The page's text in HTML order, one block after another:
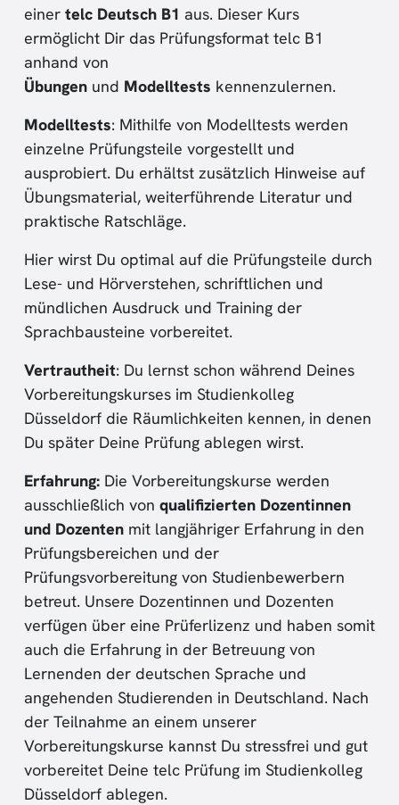
einer telc Deutsch B1 aus. Dieser Kurs
ermöglicht Dir das Prüfungsformat telc B1
anhand von
Übungen und Modelltests kennenzulernen.
Modelltests: Mithilfe von Modelltests werden
einzelne Prüfungsteile vorgestellt und
ausprobiert. Du erhältst zusätzlich Hinweise auf
Übungsmaterial, weiterführende Literatur und
praktische Ratschläge.
Hier wirst Du optimal auf die Prüfungsteile durch
Lese- und Hörverstehen, schriftlichen und
mündlichen Ausdruck und Training der
Sprachbausteine vorbereitet.
Vertrautheit: Du lernst schon während Deines
Vorbereitungskurses im Studienkolleg
Düsseldorf die Räumlichkeiten kennen, in denen
Du später Deine Prüfung ablegen wirst.
Erfahrung: Die Vorbereitungskurse werden
ausschließlich von qualifizierten Dozentinnen
und Dozenten mit langjähriger Erfahrung in den
Prüfungsbereichen und der
Prüfungsvorbereitung von Studienbewerbern
betreut. Unsere Dozentinnen und Dozenten
verfügen über eine Prüferlizenz und haben somit
auch die Erfahrung in der Betreuung von
Lernenden der deutschen Sprache und
angehenden Studierenden in Deutschland. Nach
der Teilnahme an einem unserer
Vorbereitungskurse kannst Du stressfrei und gut
vorbereitet Deine telc Prüfung im Studienkolleg
Düsseldorf ablegen.